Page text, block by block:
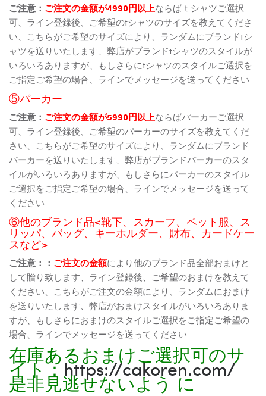
ご注意： ご注文の金額が4990円以上ならばｔシャツご選択
可、ライン登録後、ご希望のtシャツのサイズを教えてくださ
い、こちらがご希望のサイズにより、ランダムにブランドtシ
ャツを送りいたします、弊店がブランドtシャツのスタイルが
いろいろありますが、もしさらにtシャツのスタイルご選択を
ご指定ご希望の場合、ラインでメッセージを送ってください
⑤パーカー
ご注意： ご注文の金額が5990円以上ならばパーカーご選択
可、ライン登録後、ご希望のパーカーのサイズを教えてくだ
さい、こちらがご希望のサイズにより、ランダムにブランド
パーカーを送りいたします、弊店がブランドパーカーのスタ
イルがいろいろありますが、もしさらにパーカーのスタイル
ご選択をご指定ご希望の場合、ラインでメッセージを送って
ください
⑥他のブランド品<靴下、スカーフ、ペット服、ス
リッパ、バッグ、キーホルダー、財布、カードケー
スなど>
ご注意：： ご注文の金額により他のブランド品全部おまけと
して贈り致します、ライン登録後、ご希望のおまけを教えて
ください、こちらがご注文の金額により、ランダムにおまけ
を送りいたします、弊店がおまけスタイルがいろいろありま
すが、もしさらにおまけのスタイルご選択をご指定ご希望の
場合、ラインでメッセージを送ってください
在庫あるおまけご選択可のサ
イト：https://cakoren.com/
是非見逃せないよう に